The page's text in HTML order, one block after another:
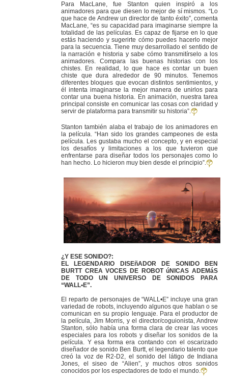
Para MacLane, fue Stanton quien inspiró a los
animadores para que diesen lo mejor de sí mismos. “Lo
que hace de Andrew un director de tanto éxito”, comenta
MacLane, “es su capacidad para imaginarse siempre la
totalidad de las películas. Es capaz de fijarse en lo que
estás haciendo y sugerirte cómo puedes hacerlo mejor
para la secuencia. Tiene muy desarrollado el sentido de
la narración e historia y sabe cómo transmitírselo a los
animadores. Compara las buenas historias con los
chistes. En realidad, lo que hace es contar un buen
chiste que dura alrededor de 90 minutos. Tenemos
diferentes bloques que evocan distintos sentimientos, y
él intenta imaginarse la mejor manera de unirlos para
contar una buena historia. En animación, nuestra tarea
principal consiste en comunicar las cosas con claridad y
servir de plataforma para transmitir su historia”.
Stanton también alaba el trabajo de los animadores en
la película. “Han sido los grandes campeones de esta
película. Les gustaba mucho el concepto, y en especial
los desafíos y limitaciones a los que tuvieron que
enfrentarse para diseñar todos los personajes como lo
han hecho. Lo hicieron muy bien desde el principio”.
¿Y ESE SONIDO?:
EL LEGENDARIO DISEñADOR DE SONIDO BEN
BURTT CREA VOCES DE ROBOT úNICAS ADEMáS
DE TODO UN UNIVERSO DE SONIDOS PARA
“WALL•E”.
El reparto de personajes de “WALL•E” incluye una gran
variedad de robots, incluyendo algunos que hablan o se
comunican en su propio lenguaje. Para el productor de
la película, Jim Morris, y el director/coguionista, Andrew
Stanton, sólo había una forma clara de crear las voces
especiales para los robots y diseñar los sonidos de la
película. Y esa forma era contando con el oscarizado
diseñador de sonido Ben Burtt, el legendario talento que
creó la voz de R2-D2, el sonido del látigo de Indiana
Jones, el siseo de “Alien”, y muchos otros sonidos
conocidos por los espectadores de todo el mundo.